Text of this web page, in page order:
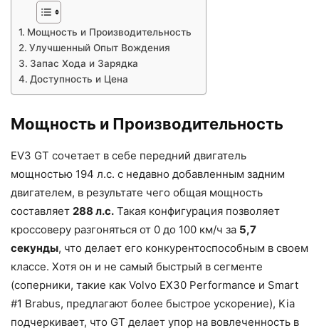
Мощность и Производительность
Улучшенный Опыт Вождения
Запас Хода и Зарядка
Доступность и Цена
Мощность и Производительность
EV3 GT сочетает в себе передний двигатель
мощностью 194 л.с. с недавно добавленным задним
двигателем, в результате чего общая мощность
составляет 288 л.с. Такая конфигурация позволяет
кроссоверу разгоняться от 0 до 100 км/ч за 5,7
секунды, что делает его конкурентоспособным в своем
классе. Хотя он и не самый быстрый в сегменте
(соперники, такие как Volvo EX30 Performance и Smart
#1 Brabus, предлагают более быстрое ускорение), Kia
подчеркивает, что GT делает упор на вовлеченность в